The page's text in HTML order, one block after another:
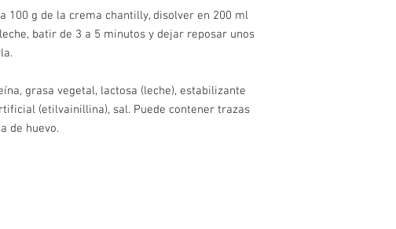
100 g de la crema chantilly, disolver en 200 ml
batir de 3 a 5 minutos y dejar reposar unos
grasa vegetal, lactosa (leche), estabilizante
(etilvainillina), sal. Puede contener trazas
de huevo.